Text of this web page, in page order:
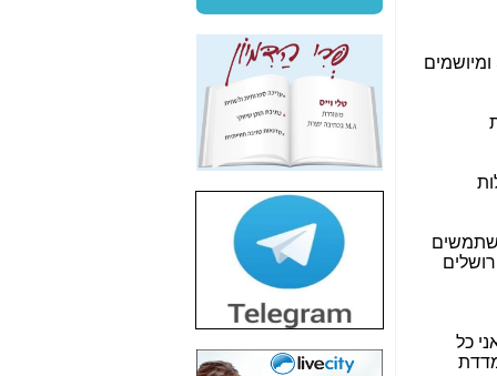
ומיושמים
כל
"יש אפליה בחקירה"?
חשיפה: למה השר
משה כחלון לא נחקר
עד היום? -
כאן
הדומה לזו של "תיק
4000" אך בתחום
הסלולר -
חשיפת מה שלא
רוצים שתדעו בעניין
פריסת אנלימיטד
(בניחוח בלתי נסבל) -
כאן
חשיפה: איוב קרא